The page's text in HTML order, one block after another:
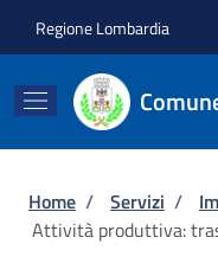
Regione Lombardia
Briciole di
Home / Servizi /
Attività produttiva: